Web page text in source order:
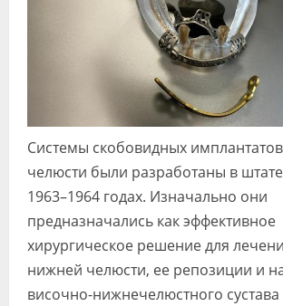
Системы скобовидных
челюсти были разработаны в
1963–1964 годах. Изначально они
предназначались как эффективное
хирургическое решение для
нижней челюсти, ее репозиции и
височно-нижнечелюстного